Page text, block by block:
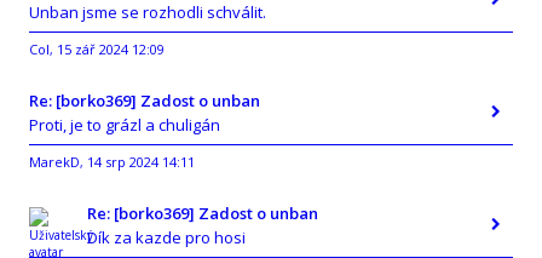
Unban jsme se rozhodli schválit.
Col, 15 zář 2024 12:09
Re: [borko369] Zadost o unban
Proti, je to grázl a chuligán
MarekD, 14 srp 2024 14:11
Re: [borko369] Zadost o unban
Dík za kazde pro hosi